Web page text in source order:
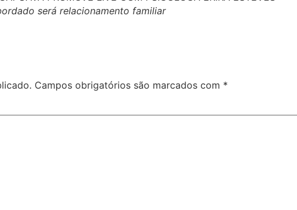
será relacionamento familiar
Campos obrigatórios são marcados com *